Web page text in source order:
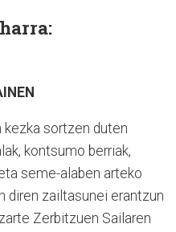
kezka sortzen duten
kontsumo berriak,
seme-alaben arteko
diren zailtasunei erantzun
Zerbitzuen Sailaren